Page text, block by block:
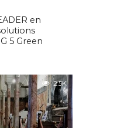
en
5 Green
2.5K